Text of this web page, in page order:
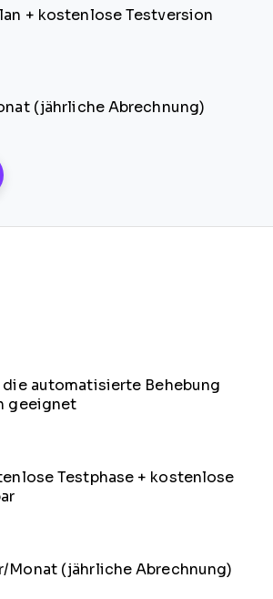
+ kostenlose Testversion
(jährliche Abrechnung)
automatisierte Behebung
geeignet
Testphase + kostenlose
Monat (jährliche Abrechnung)